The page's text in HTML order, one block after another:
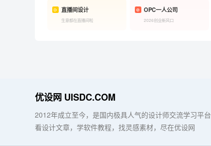
直播间设计
生意都在直播间啦
OPC一人公司
2026创业新风口
优设网 UISDC.COM
2012年成立至今，是国内极具人气的设计师交流学习平台
看设计文章，学软件教程，找灵感素材，尽在优设网